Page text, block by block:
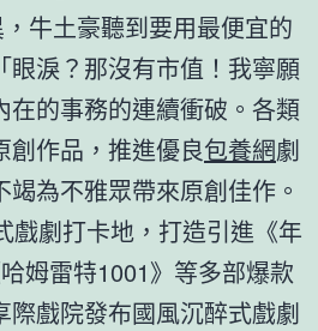
牛土豪聽到要用最便宜的
淚？那沒有市值！我寧願
在的事務的連續衝破。各類
創作品，推進優良包養網劇
為不雅眾帶來原創佳作。
戲劇打卡地，打造引進《年
姆雷特1001》等多部爆款
戲院發布國風沉醉式戲劇